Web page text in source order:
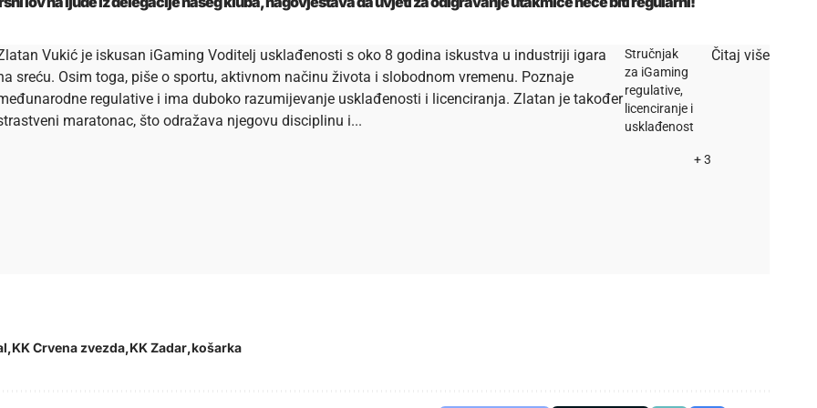
Vukić je iskusan iGaming Voditelj usklađenosti s oko 8 godina iskustva u industriji igara
sreću. Osim toga, piše o sportu, aktivnom načinu života i slobodnom vremenu. Poznaje
regulative i ima duboko razumijevanje usklađenosti i licenciranja. Zlatan je također
maratonac, što odražava njegovu disciplinu i...
Stručnjak
za iGaming
regulative,
licenciranje i
usklađenost
+ 3
Čitaj više
KK Crvena zvezda KK Zadar košarka